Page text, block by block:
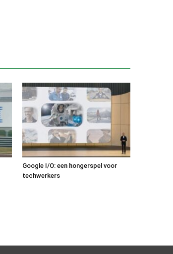
Google I/O: een hongerspel voor
techwerkers